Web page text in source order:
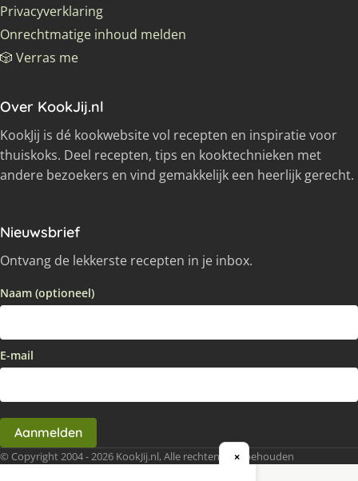
Privacyverklaring
Onrechtmatige inhoud melden
🎲 Verras me
Over KookJij.nl
KookJij is dé kookwebsite vol recepten en inspiratie voor
thuiskoks. Deel recepten, tips en kooktechnieken met
andere bezoekers en vind gemakkelijk een heerlijk gerecht.
Nieuwsbrief
Ontvang de lekkerste recepten in je inbox.
Naam (optioneel)
E-mail
Aanmelden
© Copyright 2004 - 2026 KookJij.nl, Alle rechten voorbehouden
×